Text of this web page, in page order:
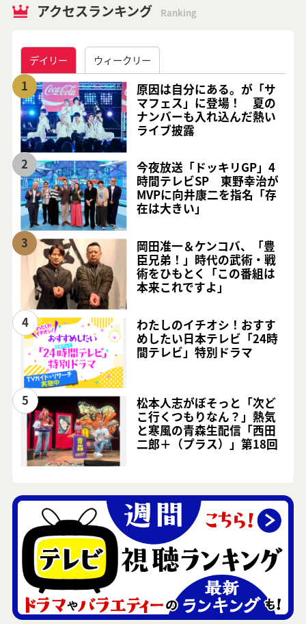
アクセスランキング Ranking
デイリー ウィークリー
1
原因は自分にある。が「サ
マフェス」に登場！ 夏の
ナンバーも入れ込んだ熱い
ライブ披露
2
今夜放送「ドッキリGP」4
時間テレビSP 東野幸治が
MVPに向井康二を指名「存
在は大きい」
3
岡田准一＆ケンコバ、「豊
臣兄弟！」時代の武術・戦
術をひもとく「この番組は
本来これですよ」
4
わたしのイチオシ！おすす
めしたい日本テレビ「24時
間テレビ」特別ドラマ
5
松本人志がぼそっと「次ど
こ行くつもりなん？」熱気
と寒風の青森生配信「西田
二郎＋（プラス）」第18回